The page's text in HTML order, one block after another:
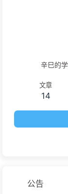
辛巳的
文章
14
公告